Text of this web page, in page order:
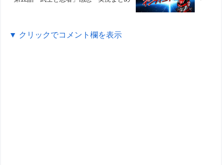
▼ クリックでコメント欄を表示